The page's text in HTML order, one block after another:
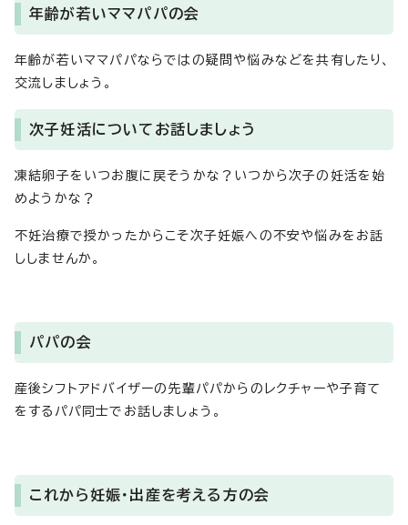
年齢が若いママパパの会
年齢が若いママパパならではの疑問や悩みなどを共有したり、
交流しましょう。
次子妊活についてお話しましょう
凍結卵子をいつお腹に戻そうかな？いつから次子の妊活を始
めようかな？
不妊治療で授かったからこそ次子妊娠への不安や悩みをお話
ししませんか。
パパの会
産後シフトアドバイザーの先輩パパからのレクチャーや子育て
をするパパ同士でお話しましょう。
これから妊娠・出産を考える方の会